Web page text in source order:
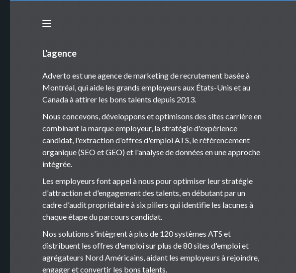
L'agence
Adverto est une agence de marketing de recrutement basée à
Montréal, qui aide les grands employeurs aux États-Unis et au
Canada à attirer les bons talents depuis 2013.
Nous concevons, développons et optimisons des sites carrière en
combinant la marque employeur, la stratégie d'expérience
candidat, l'extraction d'offres d'emploi ATS, le référencement
organique (SEO et GEO) et l'analyse de données en une approche
intégrée.
Les employeurs font appel à nous pour optimiser leur stratégie
d'attraction et d'engagement des talents, en débutant par un
cadre d'audit propriétaire à six piliers qui identifie les lacunes à
chaque étape du parcours candidat.
Nos solutions s'intègrent à plus de 120 systèmes ATS et
distribuent les offres d'emploi sur plus de 80 sites d'emploi et
agrégateurs Nord Américains, aidant les employeurs à rejoindre,
engager et convertir les bons talents.